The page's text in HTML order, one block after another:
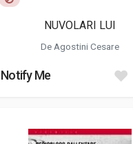
NUVOLARI LUI
De Agostini Cesare
Notify Me